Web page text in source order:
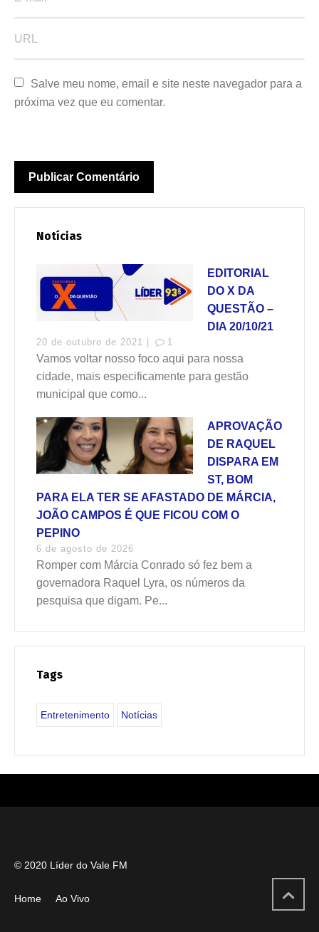
Salve meu nome, email e site neste navegador para a
próxima vez que eu comentar.
Notícias
EDITORIAL
DO X DA
QUESTÃO –
DIA 20/10/21
20 de outubro de 2021 | 1
Vamos voltar nosso foco aqui para nossa
cidade, mais especificamente para gestão
municipal que como...
APROVAÇÃO
DE RAQUEL
DISPARA EM
ST, BOM
PARA ELA TER SE AFASTADO DE MÁRCIA,
JOÃO CAMPOS É QUE FICOU COM O
PEPINO
6 de agosto de 2026
Romper com Márcia Conrado só fez bem a
governadora Raquel Lyra, os números da
pesquisa que digam. Pe...
Tags
Entretenimento Notícias
© 2020 Líder do Vale FM
Home Ao Vivo